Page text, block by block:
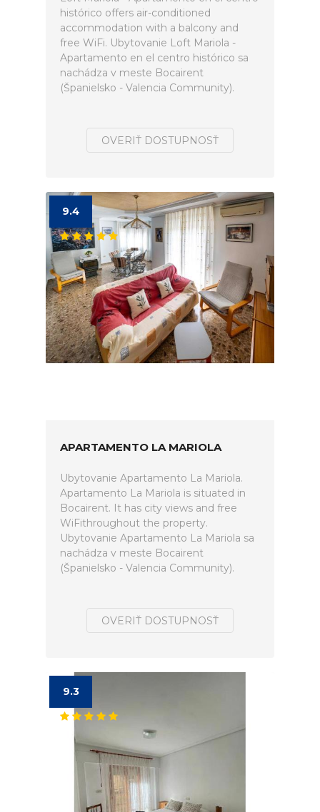
histórico offers air-conditioned
accommodation with a balcony and
free WiFi. Ubytovanie Loft Mariola -
Apartamento en el centro histórico sa
nachádza v meste Bocairent
(Španielsko - Valencia Community).
OVERIŤ DOSTUPNOSŤ
9.4
APARTAMENTO LA MARIOLA
Ubytovanie Apartamento La Mariola.
Apartamento La Mariola is situated in
Bocairent. It has city views and free
WiFithroughout the property.
Ubytovanie Apartamento La Mariola sa
nachádza v meste Bocairent
(Španielsko - Valencia Community).
OVERIŤ DOSTUPNOSŤ
9.3